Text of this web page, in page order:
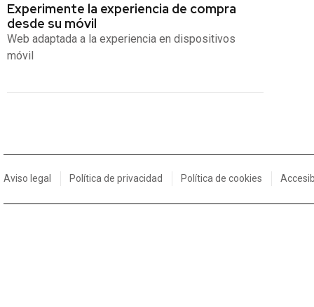
Experimente la experiencia de compra
desde su móvil
Web adaptada a la experiencia en dispositivos
móvil
Aviso legal Política de privacidad Política de cookies